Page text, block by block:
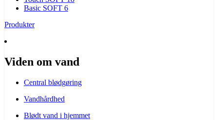
Basic SOFT 6
Produkter
Viden om vand
Central blødgøring
Vandhårdhed
Blødt vand i hjemmet